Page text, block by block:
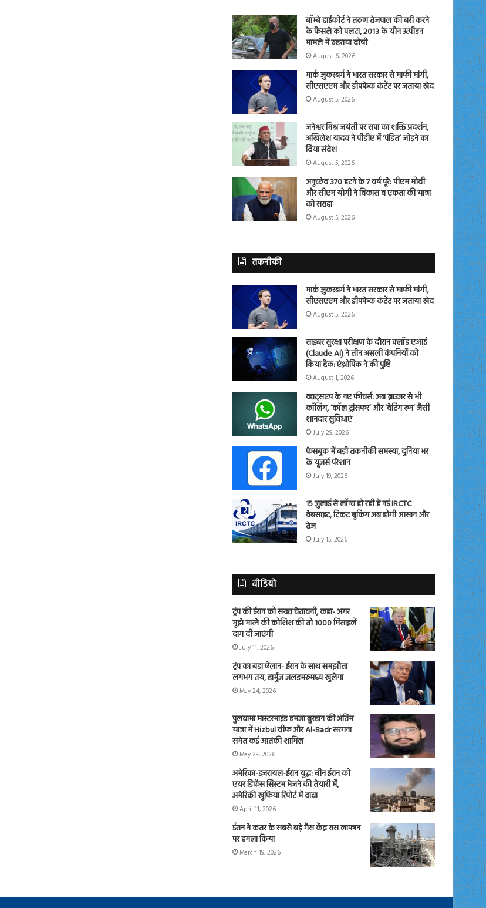
बॉम्बे हाईकोर्ट ने तरुण तेजपाल की बरी करने
के फैसले को पलटा, 2013 के यौन उत्पीड़न
मामले में ठहराया दोषी
August 6, 2026
मार्क जुकरबर्ग ने भारत सरकार से माफी मांगी,
सीएसएएम और डीपफेक कंटेंट पर जताया खेद
August 5, 2026
जनेश्वर मिश्र जयंती पर सपा का शक्ति प्रदर्शन,
अखिलेश यादव ने पीडीए में ‘पंडित’ जोड़ने का
दिया संदेश
August 5, 2026
अनुच्छेद 370 हटने के 7 वर्ष पूरे: पीएम मोदी
और सीएम योगी ने विकास व एकता की यात्रा
को सराहा
August 5, 2026
तकनीकी
मार्क जुकरबर्ग ने भारत सरकार से माफी मांगी,
सीएसएएम और डीपफेक कंटेंट पर जताया खेद
August 5, 2026
साइबर सुरक्षा परीक्षण के दौरान क्लॉड एआई
(Claude AI) ने तीन असली कंपनियों को
किया हैक: एंथ्रोपिक ने की पुष्टि
August 1, 2026
व्हाट्सएप के नए फीचर्स: अब ब्राउजर से भी
कॉलिंग, ‘कॉल ट्रांसफर’ और ‘वेटिंग रूम’ जैसी
शानदार सुविधाएं
July 29, 2026
फेसबुक में बड़ी तकनीकी समस्या, दुनिया भर
के यूजर्स परेशान
July 19, 2026
15 जुलाई से लॉन्च हो रही है नई IRCTC
वेबसाइट, टिकट बुकिंग अब होगी आसान और
तेज
July 15, 2026
वीडियो
ट्रंप की ईरान को सख्त चेतावनी, कहा- अगर
मुझे मारने की कोशिश की तो 1000 मिसाइलें
दाग दी जाएंगी
July 11, 2026
ट्रंप का बड़ा ऐलान- ईरान के साथ समझौता
लगभग तय, हार्मुज जलडमरूमध्य खुलेगा
May 24, 2026
पुलवामा मास्टरमाइंड हमजा बुरहान की अंतिम
यात्रा में Hizbul चीफ और Al-Badr सरगना
समेत कई आतंकी शामिल
May 23, 2026
अमेरिका-इजरायल-ईरान युद्ध: चीन ईरान को
एयर डिफेंस सिस्टम भेजने की तैयारी में,
अमेरिकी खुफिया रिपोर्ट में दावा
April 11, 2026
ईरान ने कतर के सबसे बड़े गैस केंद्र रास लाफान
पर हमला किया
March 19, 2026